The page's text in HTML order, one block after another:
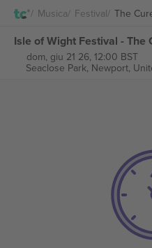
Musica Festival The
Isle of Wight Festival - The
dom, giu 21 26, 12:00 BST
Seaclose Park, Newport,